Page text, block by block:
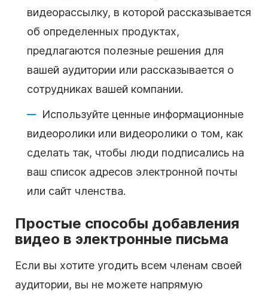
видеорассылку, в которой рассказывается
об определенных продуктах,
предлагаются полезные решения для
вашей аудитории или рассказывается о
сотрудниках вашей компании.
Используйте ценные информационные
видеоролики или видеоролики о том, как
сделать так, чтобы люди подписались на
ваш список адресов электронной почты
или сайт членства.
Простые способы добавления
видео в электронные письма
Если вы хотите угодить всем членам своей
аудитории, вы не можете напрямую